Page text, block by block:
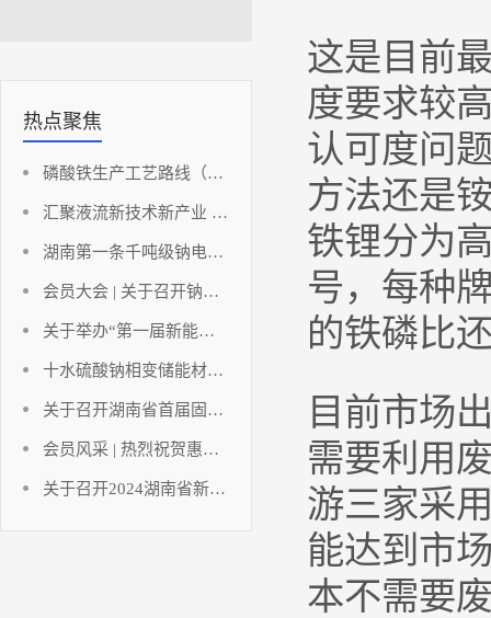
热点聚焦
磷酸铁生产工艺路线（铁法部分）
汇聚液流新技术新产业 助推湖南储能新能源高地
湖南第一条千吨级钠电负极材料点火投产！
会员大会 | 关于召开钠离子动力电池发展与创新应用论坛暨碳酸锂应用发展分析及应对策略研讨会（会员大会）的通知
关于举办“第一届新能源与储能工程湘江国际论坛暨2023中国（长沙）电池产业博览会”的通知
十水硫酸钠相变储能材料研究进展
关于召开湖南省首届固态电池创新发展论坛暨固态电池技术创新联合体成立大会的通知
会员风采 | 热烈祝贺惠同新材成为湖南省电池行业协会及协会氢能产业技术创新联合体副会长单位！
关于召开2024湖南省新能源电池技术讲座暨湖南省电池行业协会年终工作总结的通知
这是目前
度要求较
认可度问
方法还是
铁锂分为
号，每种
的铁磷比
目前市场
需要利用
游三家采
能达到市
本不需要